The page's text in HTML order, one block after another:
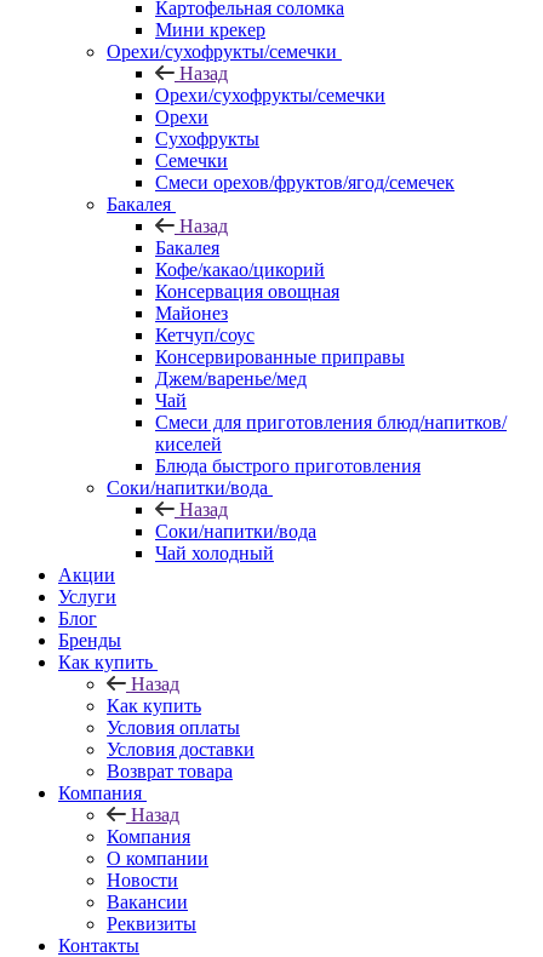
Картофельная соломка
Мини крекер
Орехи/сухофрукты/семечки
Назад
Орехи/сухофрукты/семечки
Орехи
Сухофрукты
Семечки
Смеси орехов/фруктов/ягод/семечек
Бакалея
Назад
Бакалея
Кофе/какао/цикорий
Консервация овощная
Майонез
Кетчуп/соус
Консервированные приправы
Джем/варенье/мед
Чай
Смеси для приготовления блюд/напитков/
киселей
Блюда быстрого приготовления
Соки/напитки/вода
Назад
Соки/напитки/вода
Чай холодный
Акции
Услуги
Блог
Бренды
Как купить
Назад
Как купить
Условия оплаты
Условия доставки
Возврат товара
Компания
Назад
Компания
О компании
Новости
Вакансии
Реквизиты
Контакты